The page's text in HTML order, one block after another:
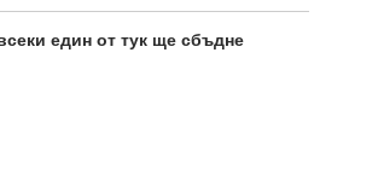
един от тук ще сбъдне